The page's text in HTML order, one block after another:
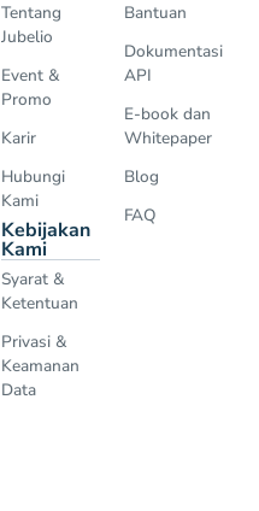
Tentang
Jubelio
Event &
Promo
Karir
Hubungi
Kami
Kebijakan
Kami
Syarat &
Ketentuan
Privasi &
Keamanan
Data
Bantuan
Dokumentasi
API
E-book dan
Whitepaper
Blog
FAQ